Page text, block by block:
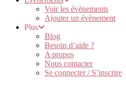
Voir les évènements
Ajouter un évènement
Plus
Blog
Besoin d’aide ?
A propos
Nous contacter
Se connecter / S’inscrire